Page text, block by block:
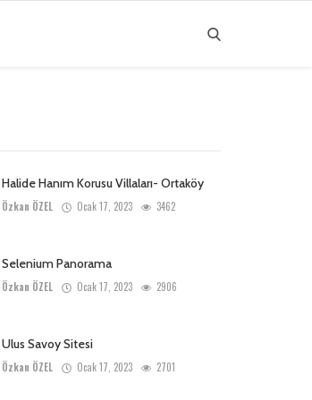
Halide Hanım Korusu Villaları- Ortaköy
Özkan ÖZEL Ocak 17, 2023 3462
Selenium Panorama
Özkan ÖZEL Ocak 17, 2023 2906
Ulus Savoy Sitesi
Özkan ÖZEL Ocak 17, 2023 2701